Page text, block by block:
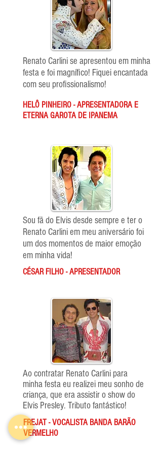
Renato Carlini se apresentou em minha
festa e foi magnífico! Fiquei encantada
com seu profissionalismo!
HELÔ PINHEIRO - APRESENTADORA E
ETERNA GAROTA DE IPANEMA
Sou fã do Elvis desde sempre e ter o
Renato Carlini em meu aniversário foi
um dos momentos de maior emoção
em minha vida!
CÉSAR FILHO - APRESENTADOR
Ao contratar Renato Carlini para
minha festa eu realizei meu sonho de
criança, que era assistir o show do
Elvis Presley. Tributo fantástico!
FREJAT - VOCALISTA BANDA BARÃO
VERMELHO